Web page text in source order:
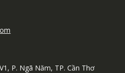
P. Ngã Năm, TP. Cần Thơ